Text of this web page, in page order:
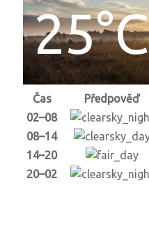
25°C
Čas Předpověď
02–08
08–14
14–20
20–02